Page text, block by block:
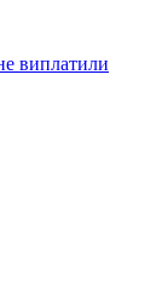
виплатили